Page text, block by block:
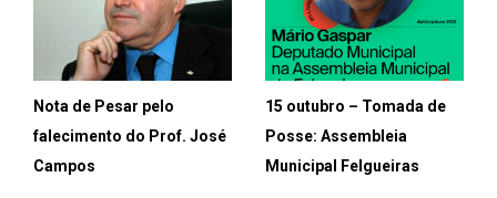
Nota de Pesar pelo
falecimento do Prof. José
Campos
15 outubro – Tomada de
Posse: Assembleia
Municipal Felgueiras